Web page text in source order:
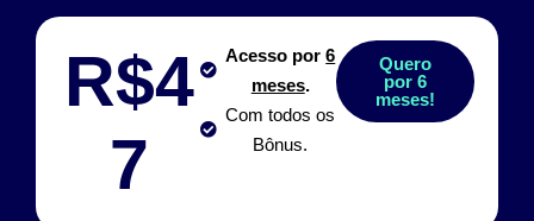
R$4
7
Acesso por6
meses.
Com todos os
Bônus.
Quero
por 6
meses!